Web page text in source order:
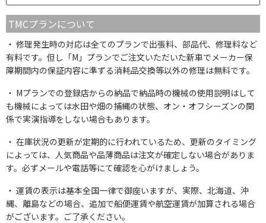
TMCプランについて
修理発生時の対応は全てのプランで出張料、部品代、修理料など
有料です。但し「M」プランでご注文いただいた新車でメーカー保
障期間内の保証内容に準ずる消耗品交換等以外の修理は無料です。
Mプランでの登録店からの納品で納品時の機械の使用説明はして
も機械によっては水田や畑の捕縄の状態、オン・オフシーズンの関
係で実演指導をしない場合もあります。
在庫状況の更新が定期的に行われているため、更新のタイミング
によっては、人気商品や品薄商品は注文が確定しない場合がありま
す。必ずメールや電話等にて確認を心がけましょう。
運賃の表示は基本全国一律で御座いますが、実際、北海道、沖
縄、離島などの場合、追加で船便運賃や航空運賃が加算される場合
がございます。ご了承ください。